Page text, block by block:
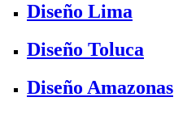
Diseño Lima
Diseño Toluca
Diseño Amazonas